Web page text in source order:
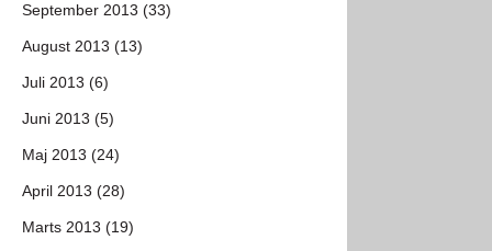
September 2013 (33)
August 2013 (13)
Juli 2013 (6)
Juni 2013 (5)
Maj 2013 (24)
April 2013 (28)
Marts 2013 (19)